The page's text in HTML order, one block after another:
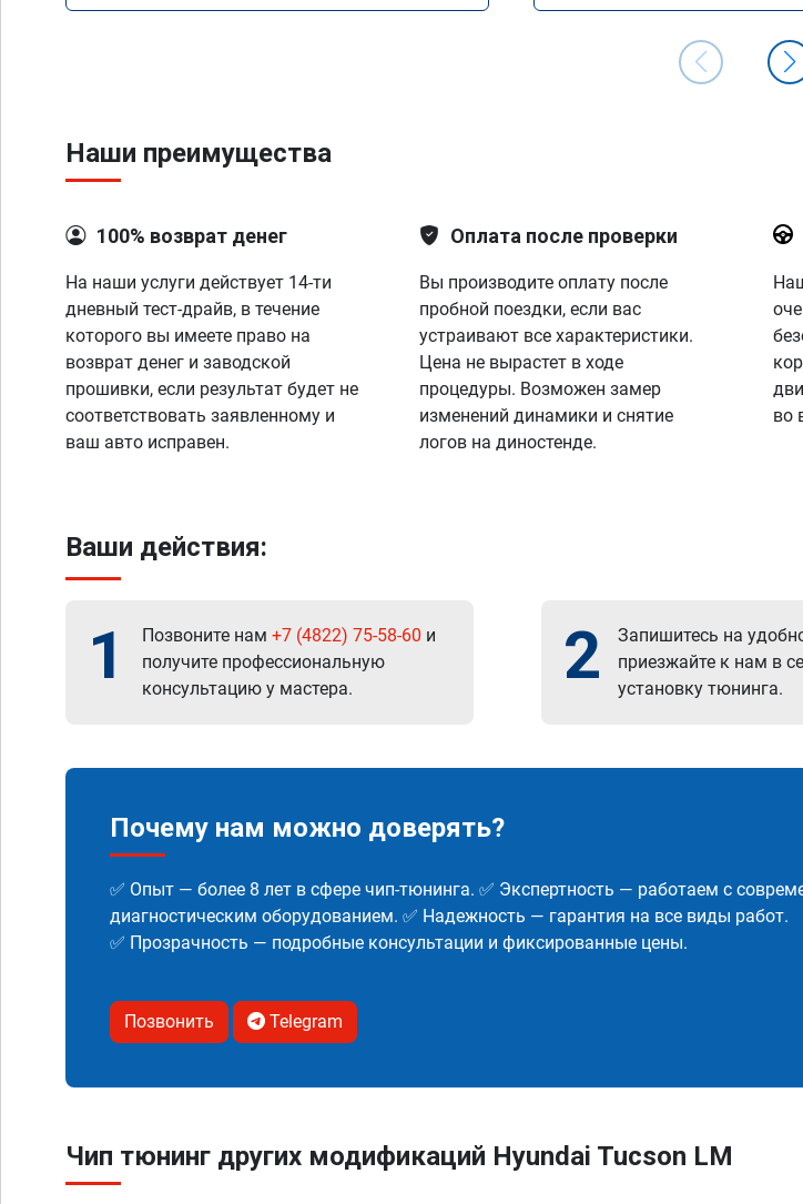
Наши преимущества
100% возврат денег
На наши услуги действует 14-ти
дневный тест-драйв, в течение
которого вы имеете право на
возврат денег и заводской
прошивки, если результат будет не
соответствовать заявленному и
ваш авто исправен.
Оплата после проверки
Вы производите оплату после
пробной поездки, если вас
устраивают все характеристики.
Цена не вырастет в ходе
процедуры. Возможен замер
изменений динамики и снятие
логов на диностенде.
во
Ваши действия:
1 Позвоните нам +7 (4822) 75-58-60 и
получите профессиональную
консультацию у мастера.
2
Запишитесь на
приезжайте к нам в
установку тюнинга.
Почему нам можно доверять?
✅ Опыт — более 8 лет в сфере чип-тюнинга. ✅ Экспертность — работаем с
диагностическим оборудованием. ✅ Надежность — гарантия на все виды работ.
✅ Прозрачность — подробные консультации и фиксированные цены.
Позвонить Telegram
Чип тюнинг других модификаций Hyundai Tucson LM